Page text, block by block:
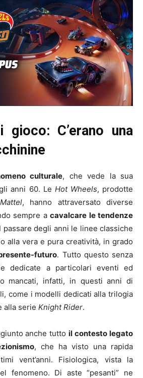
gioco: C’erano una
culturale, che vede la sua
anni 60. Le Hot Wheels, prodotte
Mattel, hanno attraversato diverse
sempre a cavalcare le tendenze
passare degli anni le linee classiche
alla vera e pura creatività, in grado
futuro. Tutto questo senza
dedicate a particolari eventi ed
mancati, infatti, in questi anni di
come i modelli dedicati alla trilogia
alla serie Knight Rider.
anche tuttoil contesto legato
, che ha visto una rapida
vent’anni. Fisiologica, vista la
fenomeno. Di aste “pesanti” ne